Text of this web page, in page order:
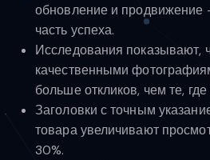
обновление и продвижение
часть успеха.
Исследования показывают,
качественными
больше откликов, чем те,
Заголовки с точным
товара увеличивают
30%.